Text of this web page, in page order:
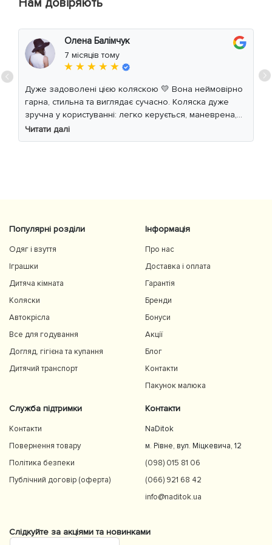
Нам довіряють
Олена Балімчук
7 місяців тому
★ ★ ★ ★ ★
Дуже задоволені цією коляскою 💛 Вона неймовірно
гарна, стильна та виглядає сучасно. Коляска дуже
зручна у користуванні: легко керується, маневрена,
м’який хід навіть по нерівній дорозі. Дитині
комфортно, просторе сидіння та великий капюшон
Читати далі
Популярні розділи
Одяг і взуття
Іграшки
Дитяча кімната
Коляски
Автокрісла
Все для годування
Догляд, гігієна та купання
Дитячий транспорт
Інформація
Про нас
Доставка і оплата
Гарантія
Бренди
Бонуси
Акції
Блог
Контакти
Пакунок малюка
Служба підтримки
Контакти
Повернення товару
Політика безпеки
Публічний договір (оферта)
Контакти
NaDitok
м. Рівне, вул. Міцкевича, 12
(098) 015 81 06
(066) 921 68 42
info@naditok.ua
Слідкуйте за акціями та новинками